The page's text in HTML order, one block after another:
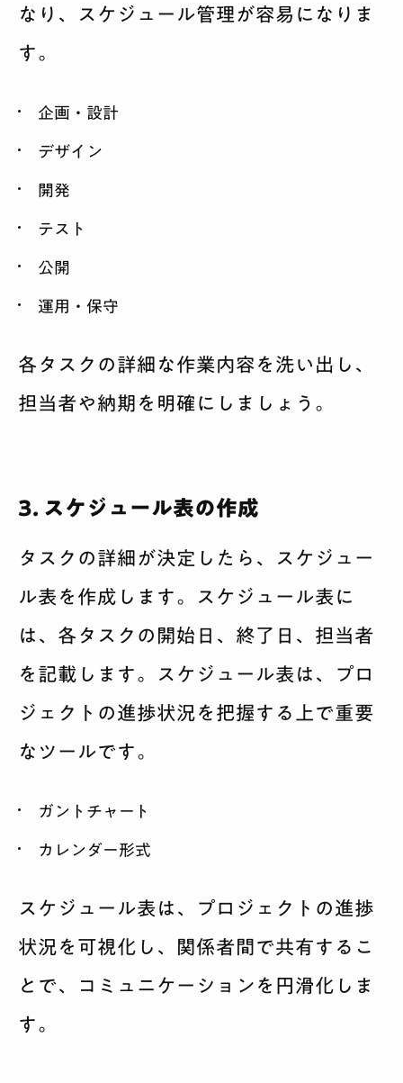
なり、スケジュール管理が容易になりま
す。
企画・設計
デザイン
開発
テスト
公開
運用・保守
各タスクの詳細な作業内容を洗い出し、
担当者や納期を明確にしましょう。
3. スケジュール表の作成
タスクの詳細が決定したら、スケジュー
ル表を作成します。スケジュール表に
は、各タスクの開始日、終了日、担当者
を記載します。スケジュール表は、プロ
ジェクトの進捗状況を把握する上で重要
なツールです。
ガントチャート
カレンダー形式
スケジュール表は、プロジェクトの進捗
状況を可視化し、関係者間で共有するこ
とで、コミュニケーションを円滑化しま
す。